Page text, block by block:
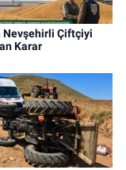
Nevşehirli Çiftçiyi
Karar